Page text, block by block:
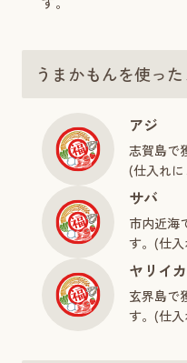
うまかもんを使っ
アジ
志賀島で
(仕入れ
サバ
市内近海
す。(仕
ヤリイカ
玄界島で
す。(仕